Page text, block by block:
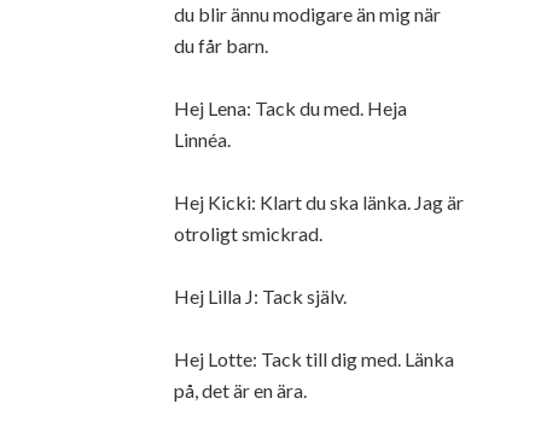
du blir ännu modigare än mig när
du får barn.
Hej Lena: Tack du med. Heja
Linnéa.
Hej Kicki: Klart du ska länka. Jag är
otroligt smickrad.
Hej Lilla J: Tack själv.
Hej Lotte: Tack till dig med. Länka
på, det är en ära.